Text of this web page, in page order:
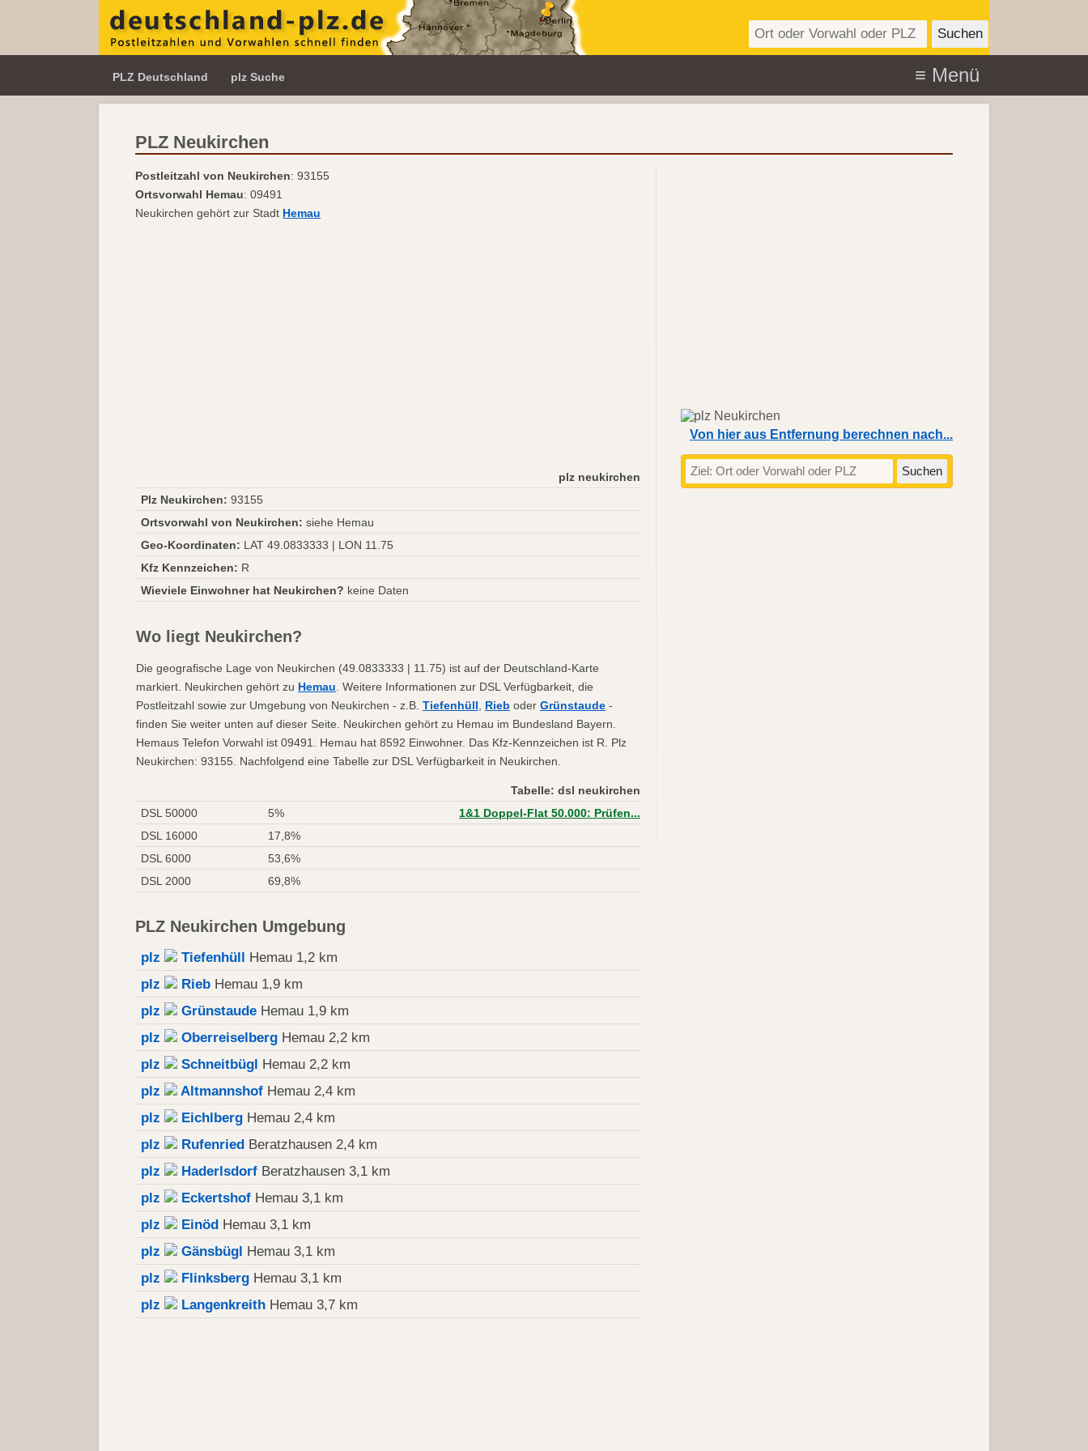
PLZ Deutschland plz Suche
PLZ Neukirchen
Postleitzahl von Neukirchen: 93155
Ortsvorwahl Hemau: 09491
Neukirchen gehört zur Stadt Hemau
plz neukirchen
Plz Neukirchen: 93155
Ortsvorwahl von Neukirchen: siehe Hemau
Geo-Koordinaten: LAT 49.0833333 | LON 11.75
Kfz Kennzeichen: R
Wieviele Einwohner hat Neukirchen? keine Daten
Wo liegt Neukirchen?
Die geografische Lage von Neukirchen (49.0833333 | 11.75) ist auf der Deutschland-Karte
markiert. Neukirchen gehört zu Hemau . Weitere Informationen zur DSL Verfügbarkeit, die
Postleitzahl sowie zur Umgebung von Neukirchen - z.B. Tiefenhüll Rieb oder Grünstaude -
finden Sie weiter unten auf dieser Seite. Neukirchen gehört zu Hemau im Bundesland Bayern.
Hemaus Telefon Vorwahl ist 09491. Hemau hat 8592 Einwohner. Das Kfz-Kennzeichen ist R. Plz
Neukirchen: 93155. Nachfolgend eine Tabelle zur DSL Verfügbarkeit in Neukirchen.
Tabelle: dsl neukirchen
DSL 50000
5%
1&1 Doppel-Flat 50.000: Prüfen...
DSL 16000
17,8%
DSL 6000
53,6%
DSL 2000
69,8%
PLZ Neukirchen Umgebung
plz Tiefenhüll Hemau 1,2 km
plz
Rieb Hemau 1,9 km
plz
Grünstaude Hemau 1,9 km
plz
Oberreiselberg Hemau 2,2 km
plz
Schneitbügl Hemau 2,2 km
plz
Altmannshof Hemau 2,4 km
plz
Eichlberg Hemau 2,4 km
plz
Rufenried Beratzhausen 2,4 km
plz
Haderlsdorf Beratzhausen 3,1 km
plz
Eckertshof Hemau 3,1 km
plz
Einöd Hemau 3,1 km
plz
Gänsbügl Hemau 3,1 km
plz
Flinksberg Hemau 3,1 km
plz
Langenkreith Hemau 3,7 km
Von hier aus Entfernung berechnen nach...